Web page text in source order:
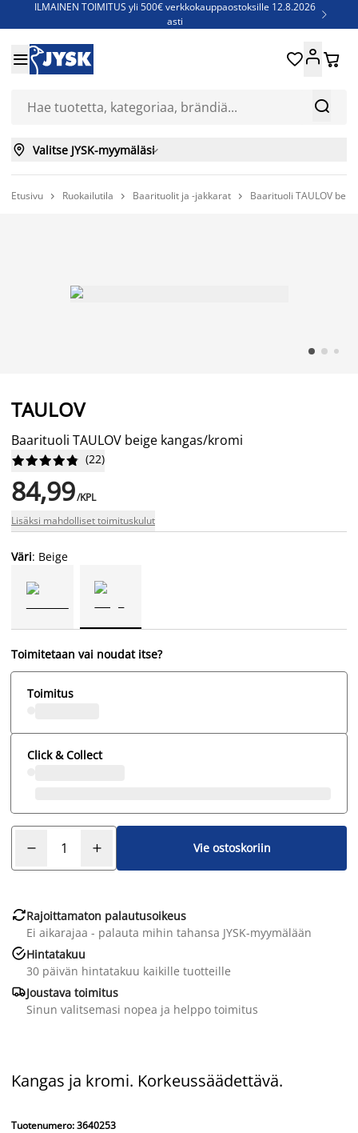
ILMAINEN TOIMITUS yli 500€ verkkokauppaostoksille 12.8.2026
asti

Jenkkisänkyjä - Säästä jopa 60%


 
 Valitse JYSK-myymäläsi
Etusivu  Ruokailutila  Baarituolit ja -jakkarat  Baarituoli TAULOV
TAULOV
Baarituoli TAULOV beige kangas/kromi





 (22)
84,99/KPL
Lisäksi mahdolliset toimituskulut
Väri: Beige
Toimitetaan vai noudat itse?
Toimitus
Click & Collect
Vie ostoskoriin
Rajoittamaton palautusoikeus
Ei aikarajaa - palauta mihin tahansa JYSK-myymälään
Hintatakuu
30 päivän hintatakuu kaikille tuotteille
Joustava toimitus
Sinun valitsemasi nopea ja helppo toimitus
Kangas ja kromi. Korkeussäädettävä.
Tuotenumero: 3640253